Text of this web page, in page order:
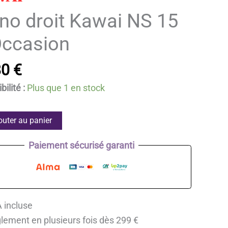
droit Kawai NS 15
€
: Plus que 1 en stock
au panier
Paiement sécurisé garanti
incluse
en plusieurs fois dès 299 €